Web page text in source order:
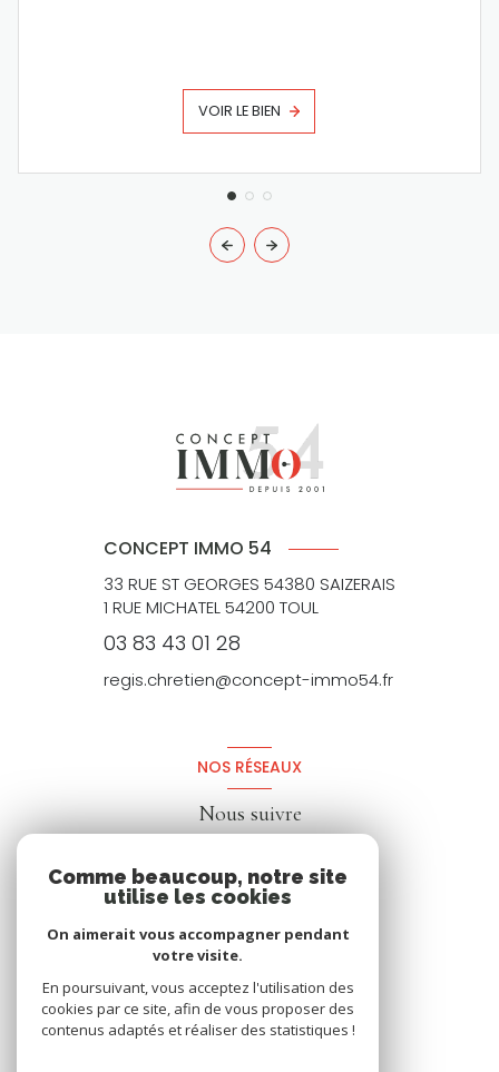
VOIR LE BIEN
CONCEPT IMMO 54
33 RUE ST GEORGES 54380 SAIZERAIS
1 RUE MICHATEL 54200 TOUL
03 83 43 01 28
regis.chretien@concept-immo54.fr
NOS RÉSEAUX
Nous suivre
Comme beaucoup, notre site
utilise les cookies
On aimerait vous accompagner pendant
votre visite.
En poursuivant, vous acceptez l'utilisation des
cookies par ce site, afin de vous proposer des
contenus adaptés et réaliser des statistiques !